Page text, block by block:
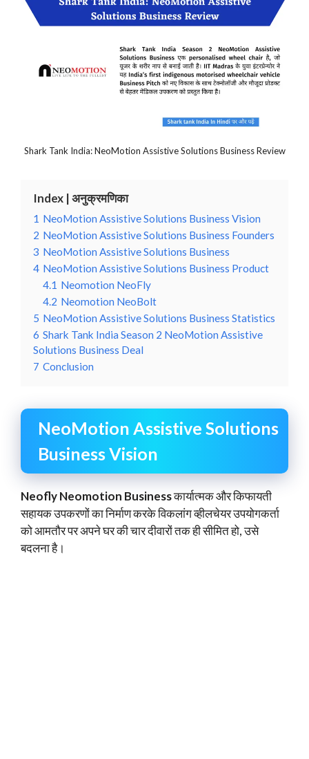
Shark Tank India: NeoMotion Assistive Solutions Business Review
Index | अनुक्रमणिका
1 NeoMotion Assistive Solutions Business Vision
2 NeoMotion Assistive Solutions Business Founders
3 NeoMotion Assistive Solutions Business
4 NeoMotion Assistive Solutions Business Product
4.1 Neomotion NeoFly
4.2 Neomotion NeoBolt
5 NeoMotion Assistive Solutions Business Statistics
6 Shark Tank India Season 2 NeoMotion Assistive
Solutions Business Deal
7 Conclusion
NeoMotion Assistive Solutions
Business Vision
Neofly Neomotion Businessकार्यात्मक और किफायती
सहायक उपकरणों का निर्माण करके विकलांग व्हीलचेयर उपयोगकर्ता
को आमतौर पर अपने घर की चार दीवारों तक ही सीमित हो, उसे
बदलना है।